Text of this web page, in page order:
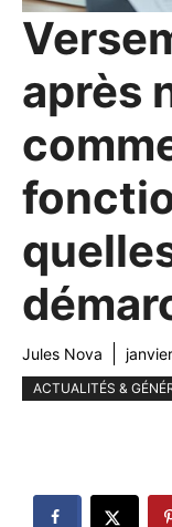
après
Jules Nova
ACTUALITÉS &